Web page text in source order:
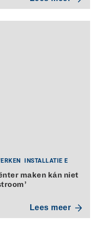
INSTALLATIE E
maken kán niet
Lees meer